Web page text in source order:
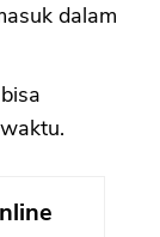
dalam